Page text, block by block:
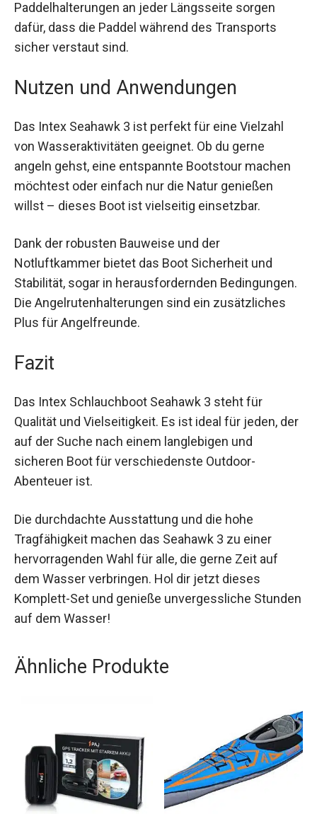
dafür, dass die Paddel während des Transports
sicher verstaut sind.
Nutzen und Anwendungen
Das Intex Seahawk 3 ist perfekt für eine Vielzahl
von Wasseraktivitäten geeignet. Ob du gerne
angeln gehst, eine entspannte Bootstour machen
möchtest oder einfach nur die Natur genießen
willst – dieses Boot ist vielseitig einsetzbar.
Dank der robusten Bauweise und der
Notluftkammer bietet das Boot Sicherheit und
Stabilität, sogar in herausfordernden
Bedingungen. Die Angelrutenhalterungen sind ein
zusätzliches Plus für Angelfreunde.
Fazit
Das Intex Schlauchboot Seahawk 3 steht für
Qualität und Vielseitigkeit. Es ist ideal für jeden,
der auf der Suche nach einem langlebigen und
sicheren Boot für verschiedenste Outdoor-
Abenteuer ist.
Die durchdachte Ausstattung und die hohe
Tragfähigkeit machen das Seahawk 3 zu einer
hervorragenden Wahl für alle, die gerne Zeit auf
dem Wasser verbringen. Hol dir jetzt dieses
Komplett-Set und genieße unvergessliche
Stunden auf dem Wasser!
Ähnliche Produkte